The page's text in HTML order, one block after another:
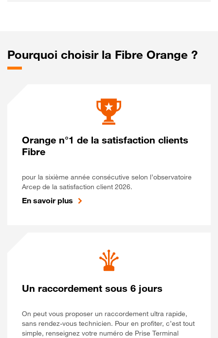
Pourquoi choisir la Fibre Orange ?
Orange n°1 de la satisfaction clients
Fibre
pour la sixième année consécutive selon l’observatoire
Arcep de la satisfaction client 2026.
En savoir plus
Un raccordement sous 6 jours
On peut vous proposer un raccordement ultra rapide,
sans rendez-vous technicien. Pour en profiter, c’est tout
simple, renseignez votre numéro de Prise Terminal